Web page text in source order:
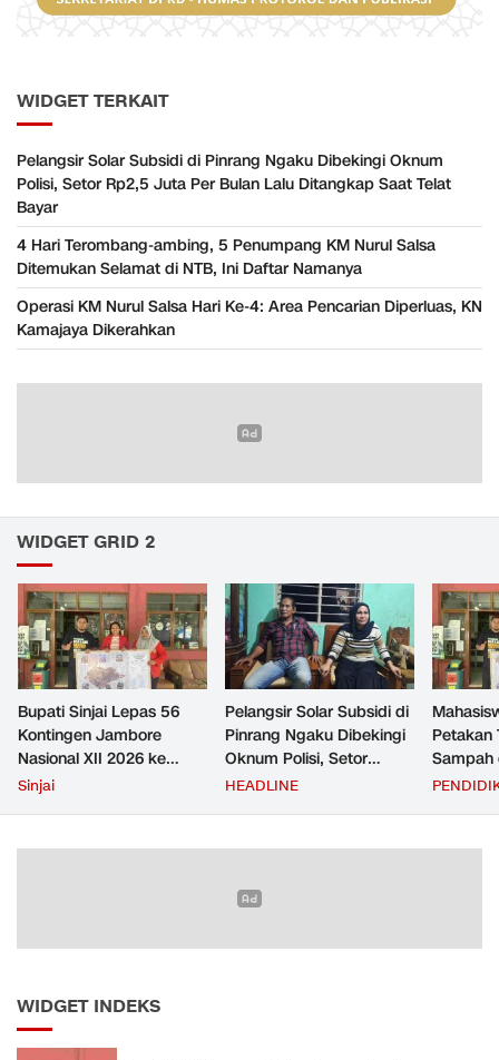
WIDGET TERKAIT
Pelangsir Solar Subsidi di Pinrang Ngaku Dibekingi Oknum
Polisi, Setor Rp2,5 Juta Per Bulan Lalu Ditangkap Saat Telat
Bayar
​4 Hari Terombang-ambing, 5 Penumpang KM Nurul Salsa
Ditemukan Selamat di NTB, Ini Daftar Namanya
Operasi KM Nurul Salsa Hari Ke-4: Area Pencarian Diperluas, KN
Kamajaya Dikerahkan
WIDGET GRID 2
Bupati Sinjai Lepas 56
Kontingen Jambore
Nasional XII 2026 ke
Cibubur
Sinjai
Pelangsir Solar Subsidi di
Pinrang Ngaku Dibekingi
Oknum Polisi, Setor
Rp2,5 Juta Per Bulan Lalu
HEADLINE
Petakan
Sampah
untuk
WIDGET INDEKS